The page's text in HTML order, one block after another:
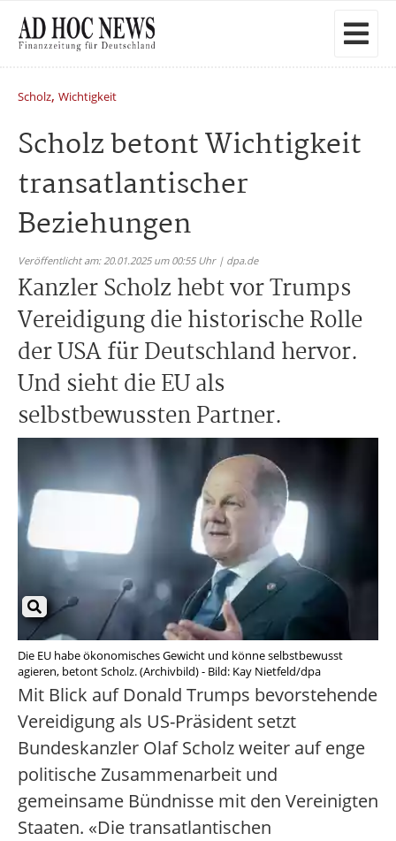
Scholz, Wichtigkeit
Scholz betont Wichtigkeit
transatlantischer
Beziehungen
Veröffentlicht am: 20.01.2025 um 00:55 Uhr | dpa.de
Kanzler Scholz hebt vor Trumps
Vereidigung die historische Rolle
der USA für Deutschland hervor.
Und sieht die EU als
selbstbewussten Partner.
Die EU habe ökonomisches Gewicht und könne selbstbewusst
agieren, betont Scholz. (Archivbild) - Bild: Kay Nietfeld/dpa
Mit Blick auf Donald Trumps bevorstehende
Vereidigung als US-Präsident setzt
Bundeskanzler Olaf Scholz weiter auf enge
politische Zusammenarbeit und
gemeinsame Bündnisse mit den Vereinigten
Staaten. «Die transatlantischen